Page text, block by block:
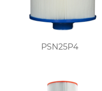
PSN25P4